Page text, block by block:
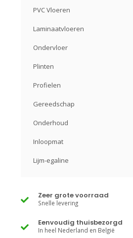
PVC Vloeren
Laminaatvloeren
Ondervloer
Plinten
Profielen
Gereedschap
Onderhoud
Inloopmat
Lijm-egaline
Zeer grote voorraad
Snelle levering
Eenvoudig thuisbezorgd
In heel Nederland en België